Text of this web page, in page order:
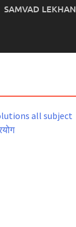
SAMVAD LEKHAN
all subject